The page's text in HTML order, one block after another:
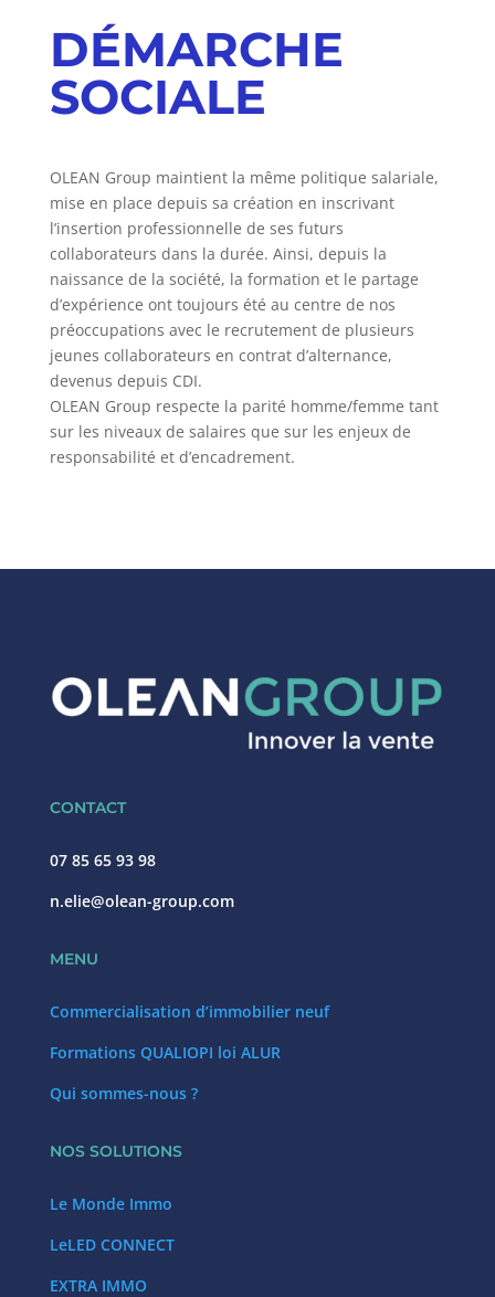
DÉMARCHE
SOCIALE
OLEAN Group maintient la même politique salariale,
mise en place depuis sa création en inscrivant
l’insertion professionnelle de ses futurs
collaborateurs dans la durée. Ainsi, depuis la
naissance de la société, la formation et le partage
d’expérience ont toujours été au centre de nos
préoccupations avec le recrutement de plusieurs
jeunes collaborateurs en contrat d’alternance,
devenus depuis CDI.
OLEAN Group respecte la parité homme/femme tant
sur les niveaux de salaires que sur les enjeux de
responsabilité et d’encadrement.
CONTACT
07 85 65 93 98
n.elie@olean-group.com
MENU
Commercialisation d’immobilier neuf
Formations QUALIOPI loi ALUR
Qui sommes-nous ?
NOS SOLUTIONS
Le Monde Immo
LeLED CONNECT
EXTRA IMMO